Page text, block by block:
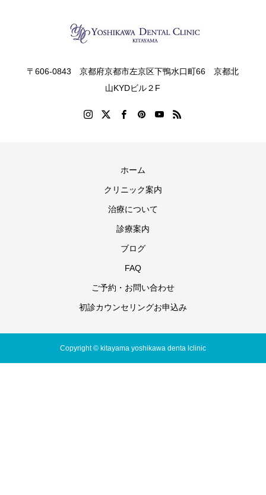
〒606-0843 京都府京都市左京区下鴨水口町66 京都北
山KYDビル２F
ホーム
クリニック案内
治療について
診療案内
ブログ
FAQ
ご予約・お問い合わせ
初診カウンセリングお申込み
Copyright © kitayama yoshikawa denta lclinic